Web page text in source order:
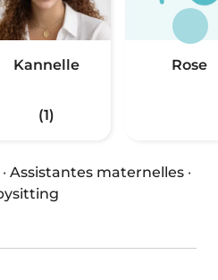
Kannelle
(1)
Rose
· Assistantes maternelles ·